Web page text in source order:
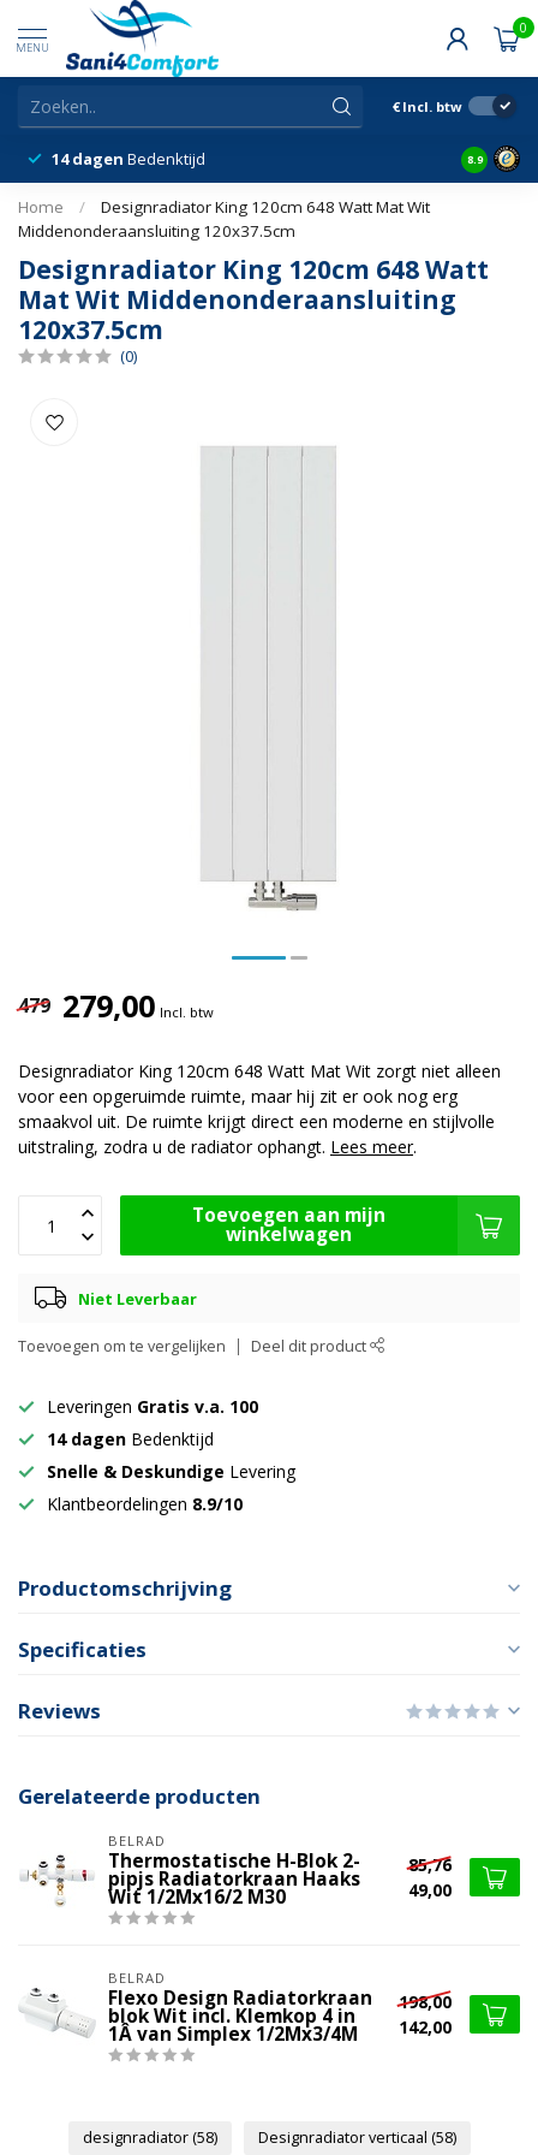
MENU
0
€ Incl. btw
14 dagen Bedenktijd Snelle
8.9
Home /
Designradiator King 120cm 648 Watt Mat Wit
Middenonderaansluiting 120x37.5cm
Designradiator King 120cm 648 Watt
Mat Wit Middenonderaansluiting
120x37.5cm
(0)
479 279,00 Incl. btw
Designradiator King 120cm 648 Watt Mat Wit zorgt niet alleen
voor een opgeruimde ruimte, maar hij zit er ook nog erg
smaakvol uit. De ruimte krijgt direct een moderne en stijlvolle
uitstraling, zodra u de radiator ophangt. Lees meer.
Toevoegen aan mijn
winkelwagen
Niet Leverbaar
Toevoegen om te vergelijken Deel dit product
Leveringen Gratis v.a. 100
14 dagen Bedenktijd
Snelle & Deskundige Levering
Klantbeordelingen 8.9/10
Productomschrijving
Specificaties
Reviews
Gerelateerde producten
BELRAD
Thermostatische H-Blok 2-
pipjs Radiatorkraan Haaks
Wit 1/2Mx16/2 M30
85,76
49,00
BELRAD
Flexo Design Radiatorkraan
blok Wit incl. Klemkop 4 in
1Â van Simplex 1/2Mx3/4M
198,00
142,00
designradiator(58) Designradiator verticaal (58)